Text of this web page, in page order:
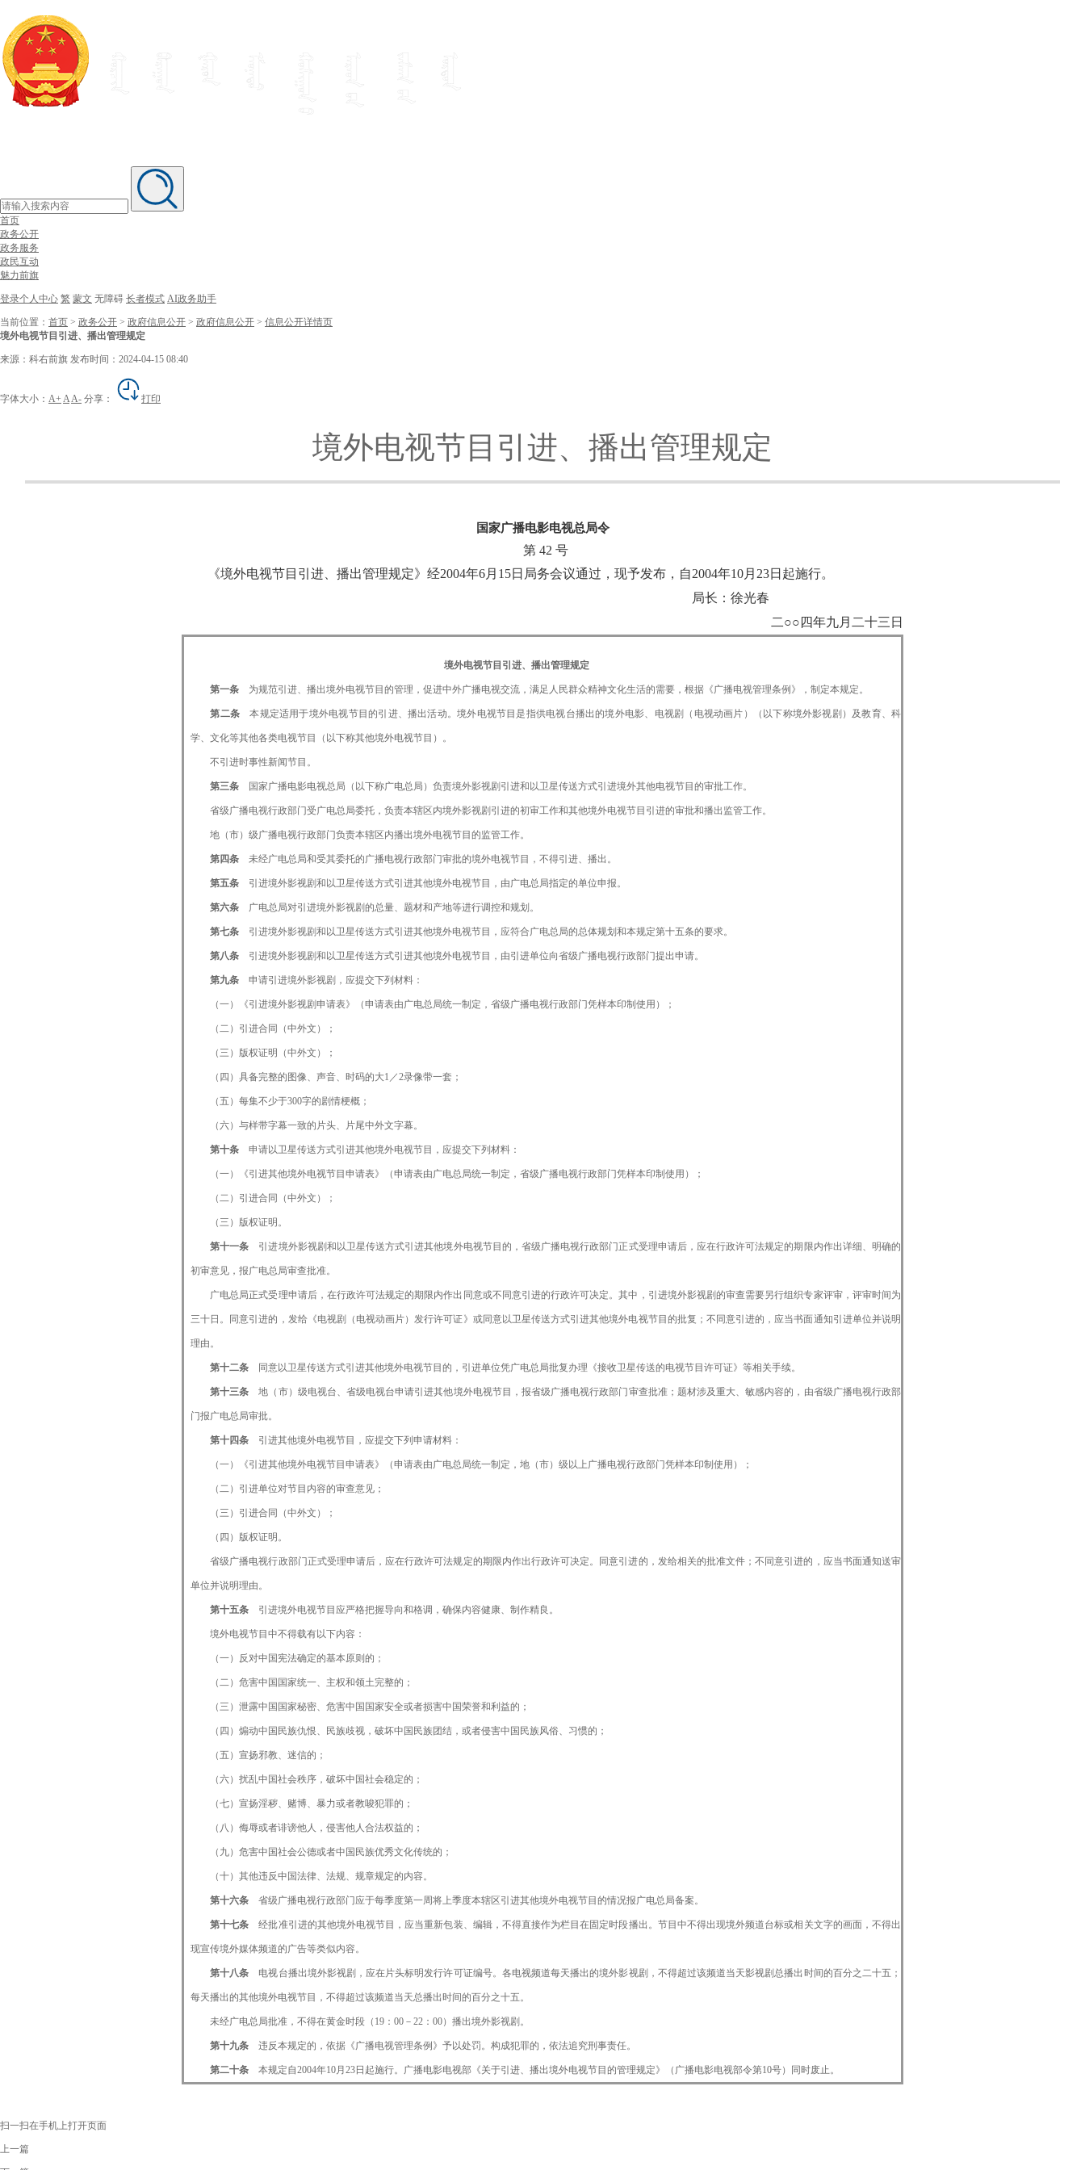
首页
政务公开
政务服务
政民互动
魅力前旗
登录个人中心 繁 蒙文 无障碍 长者模式 AI政务助手
当前位置： 首页 > 政务公开 > 政府信息公开 > 政府信息公开 > 信息公开详情页
境外电视节目引进、播出管理规定
来源：科右前旗 发布时间：2024-04-15 08:40
字体大小： A+ AA- 分享： 打印
境外电视节目引进、播出管理规定
国家广播电影电视总局令
第 42 号
《境外电视节目引进、播出管理规定》经2004年6月15日局务会议通过，现予发布，自2004年10月23日起施行。
局长：徐光春
二○○四年九月二十三日
境外电视节目引进、播出管理规定
第一条 为规范引进、播出境外电视节目的管理，促进中外广播电视交流，满足人民群众精神文化生活的需要，根据《广播电视管理条例》，制定本规定。
第二条本规定适用于境外电视节目的引进、播出活动。境外电视节目是指供电视台播出的境外电影、电视剧（电视动画片）（以下称境外影视剧）及教育、科
学、文化等其他各类电视节目（以下称其他境外电视节目）。
不引进时事性新闻节目。
第三条 国家广播电影电视总局（以下称广电总局）负责境外影视剧引进和以卫星传送方式引进境外其他电视节目的审批工作。
省级广播电视行政部门受广电总局委托，负责本辖区内境外影视剧引进的初审工作和其他境外电视节目引进的审批和播出监管工作。
地（市）级广播电视行政部门负责本辖区内播出境外电视节目的监管工作。
第四条 未经广电总局和受其委托的广播电视行政部门审批的境外电视节目，不得引进、播出。
第五条 引进境外影视剧和以卫星传送方式引进其他境外电视节目，由广电总局指定的单位申报。
第六条 广电总局对引进境外影视剧的总量、题材和产地等进行调控和规划。
第七条 引进境外影视剧和以卫星传送方式引进其他境外电视节目，应符合广电总局的总体规划和本规定第十五条的要求。
第八条 引进境外影视剧和以卫星传送方式引进其他境外电视节目，由引进单位向省级广播电视行政部门提出申请。
第九条 申请引进境外影视剧，应提交下列材料：
（一）《引进境外影视剧申请表》（申请表由广电总局统一制定，省级广播电视行政部门凭样本印制使用）；
（二）引进合同（中外文）；
（三）版权证明（中外文）；
（四）具备完整的图像、声音、时码的大1／2录像带一套；
（五）每集不少于300字的剧情梗概；
（六）与样带字幕一致的片头、片尾中外文字幕。
第十条 申请以卫星传送方式引进其他境外电视节目，应提交下列材料：
（一）《引进其他境外电视节目申请表》（申请表由广电总局统一制定，省级广播电视行政部门凭样本印制使用）；
（二）引进合同（中外文）；
（三）版权证明。
第十一条 引进境外影视剧和以卫星传送方式引进其他境外电视节目的，省级广播电视行政部门正式受理申请后，应在行政许可法规定的期限内作出详细、明确的
初审意见，报广电总局审查批准。
广电总局正式受理申请后，在行政许可法规定的期限内作出同意或不同意引进的行政许可决定。其中，引进境外影视剧的审查需要另行组织专家评审，评审时间为
三十日。同意引进的，发给《电视剧（电视动画片）发行许可证》或同意以卫星传送方式引进其他境外电视节目的批复；不同意引进的，应当书面通知引进单位并说明
理由。
第十二条 同意以卫星传送方式引进其他境外电视节目的，引进单位凭广电总局批复办理《接收卫星传送的电视节目许可证》等相关手续。
第十三条地（市）级电视台、省级电视台申请引进其他境外电视节目，报省级广播电视行政部门审查批准；题材涉及重大、敏感内容的，由省级广播电视行政部
门报广电总局审批。
第十四条 引进其他境外电视节目，应提交下列申请材料：
（一）《引进其他境外电视节目申请表》（申请表由广电总局统一制定，地（市）级以上广播电视行政部门凭样本印制使用）；
（二）引进单位对节目内容的审查意见；
（三）引进合同（中外文）；
（四）版权证明。
省级广播电视行政部门正式受理申请后，应在行政许可法规定的期限内作出行政许可决定。同意引进的，发给相关的批准文件；不同意引进的，应当书面通知送审
单位并说明理由。
第十五条 引进境外电视节目应严格把握导向和格调，确保内容健康、制作精良。
境外电视节目中不得载有以下内容：
（一）反对中国宪法确定的基本原则的；
（二）危害中国国家统一、主权和领土完整的；
（三）泄露中国国家秘密、危害中国国家安全或者损害中国荣誉和利益的；
（四）煽动中国民族仇恨、民族歧视，破坏中国民族团结，或者侵害中国民族风俗、习惯的；
（五）宣扬邪教、迷信的；
（六）扰乱中国社会秩序，破坏中国社会稳定的；
（七）宣扬淫秽、赌博、暴力或者教唆犯罪的；
（八）侮辱或者诽谤他人，侵害他人合法权益的；
（九）危害中国社会公德或者中国民族优秀文化传统的；
（十）其他违反中国法律、法规、规章规定的内容。
第十六条 省级广播电视行政部门应于每季度第一周将上季度本辖区引进其他境外电视节目的情况报广电总局备案。
第十七条经批准引进的其他境外电视节目，应当重新包装、编辑，不得直接作为栏目在固定时段播出。节目中不得出现境外频道台标或相关文字的画面，不得出
现宣传境外媒体频道的广告等类似内容。
第十八条 电视台播出境外影视剧，应在片头标明发行许可证编号。各电视频道每天播出的境外影视剧，不得超过该频道当天影视剧总播出时间的百分之二十五；
每天播出的其他境外电视节目，不得超过该频道当天总播出时间的百分之十五。
未经广电总局批准，不得在黄金时段（19：00－22：00）播出境外影视剧。
第十九条 违反本规定的，依据《广播电视管理条例》予以处罚。构成犯罪的，依法追究刑事责任。
第二十条 本规定自2004年10月23日起施行。广播电影电视部《关于引进、播出境外电视节目的管理规定》（广播电影电视部令第10号）同时废止。
扫一扫在手机上打开页面
上一篇